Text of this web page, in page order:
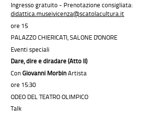
Ingresso gratuito - Prenotazione consigliata:
didattica.museivicenza@scatolacultura.it
ore 15
PALAZZO CHIERICATI, SALONE D'ONORE
Eventi speciali
Dare, dire e diradare (Atto II)
ConGiovanni MorbinArtista
ore 15:30
ODEO DEL TEATRO OLIMPICO
Talk